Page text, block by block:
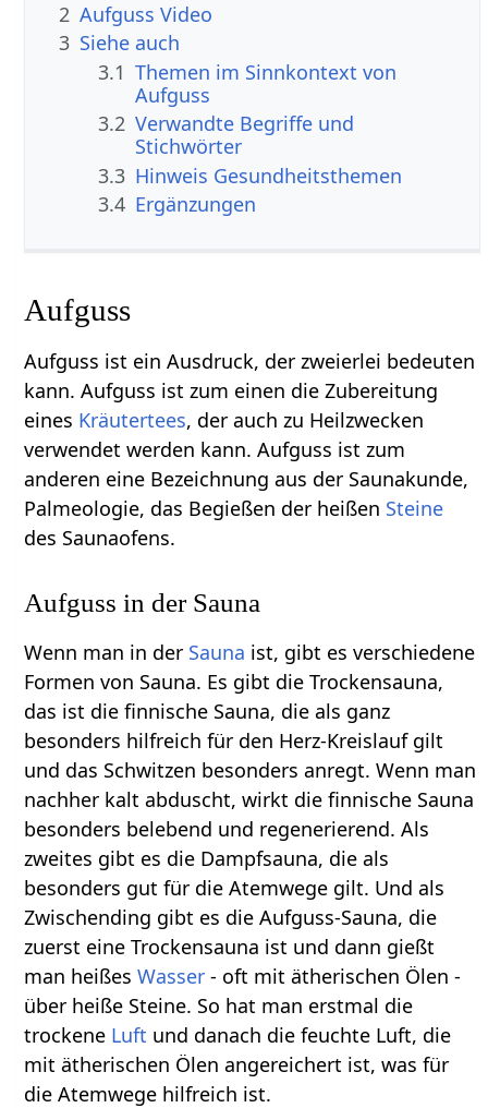
2 Aufguss Video
3 Siehe auch
3.1 Themen im Sinnkontext von
Aufguss
3.2 Verwandte Begriffe und
Stichwörter
3.3 Hinweis Gesundheitsthemen
3.4 Ergänzungen
Aufguss
Aufguss ist ein Ausdruck, der zweierlei bedeuten
kann. Aufguss ist zum einen die Zubereitung
eines Kräutertees, der auch zu Heilzwecken
verwendet werden kann. Aufguss ist zum
anderen eine Bezeichnung aus der Saunakunde,
Palmeologie, das Begießen der heißen Steine
des Saunaofens.
Aufguss in der Sauna
Wenn man in der Sauna ist, gibt es verschiedene
Formen von Sauna. Es gibt die Trockensauna,
das ist die finnische Sauna, die als ganz
besonders hilfreich für den Herz-Kreislauf gilt
und das Schwitzen besonders anregt. Wenn man
nachher kalt abduscht, wirkt die finnische Sauna
besonders belebend und regenerierend. Als
zweites gibt es die Dampfsauna, die als
besonders gut für die Atemwege gilt. Und als
Zwischending gibt es die Aufguss-Sauna, die
zuerst eine Trockensauna ist und dann gießt
man heißesWasser - oft mit ätherischen Ölen -
über heiße Steine. So hat man erstmal die
trockene Luft und danach die feuchte Luft, die
mit ätherischen Ölen angereichert ist, was für
die Atemwege hilfreich ist.